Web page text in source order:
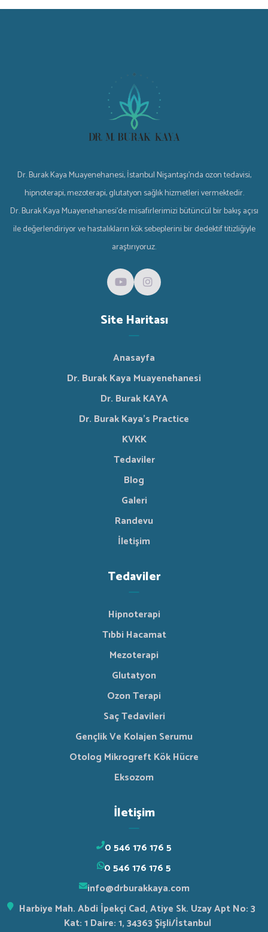
Dr. Burak Kaya Muayenehanesi, İstanbul Nişantaşı'nda ozon tedavisi,
hipnoterapi, mezoterapi, glutatyon sağlık hizmetleri vermektedir.
Dr. Burak Kaya Muayenehanesi'de misafirlerimizi bütüncül bir bakış açısı
ile değerlendiriyor ve hastalıkların kök sebeplerini bir dedektif titizliğiyle
araştırıyoruz.
Site Haritası
Anasayfa
Dr. Burak Kaya Muayenehanesi
Dr. Burak KAYA
Dr. Burak Kaya's Practice
KVKK
Tedaviler
Blog
Galeri
Randevu
İletişim
Tedaviler
Hipnoterapi
Tıbbi Hacamat
Mezoterapi
Glutatyon
Ozon Terapi
Saç Tedavileri
Gençlik Ve Kolajen Serumu
Otolog Mikrogreft Kök Hücre
Eksozom
İletişim
0 546 176 176 5
0 546 176 176 5
info@drburakkaya.com
Harbiye Mah. Abdi İpekçi Cad, Atiye Sk. Uzay Apt No: 3
Kat: 1 Daire: 1, 34363 Şişli/İstanbul